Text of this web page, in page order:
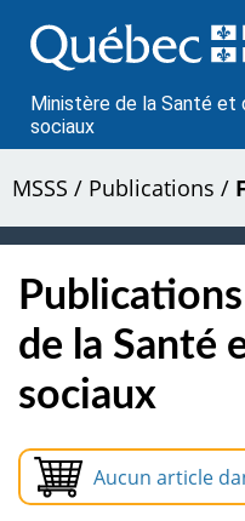
au
contenu
Ministère de la Santé et
sociaux
MSSS / Publications /
de la Santé
sociaux
Aucun article